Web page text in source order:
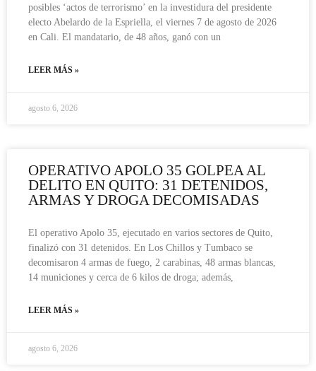
posibles ‘actos de terrorismo’ en la investidura del presidente
electo Abelardo de la Espriella, el viernes 7 de agosto de 2026
en Cali. El mandatario, de 48 años, ganó con un
LEER MÁS »
agosto 6, 2026
OPERATIVO APOLO 35 GOLPEA AL
DELITO EN QUITO: 31 DETENIDOS,
ARMAS Y DROGA DECOMISADAS
El operativo Apolo 35, ejecutado en varios sectores de Quito,
finalizó con 31 detenidos. En Los Chillos y Tumbaco se
decomisaron 4 armas de fuego, 2 carabinas, 48 armas blancas,
14 municiones y cerca de 6 kilos de droga; además,
LEER MÁS »
agosto 6, 2026